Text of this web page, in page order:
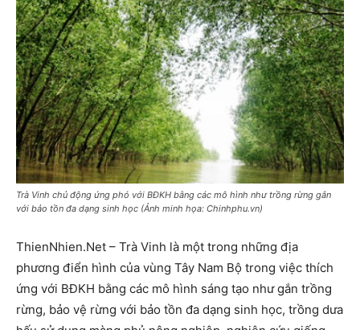
Trà Vinh chủ động ứng phó với BĐKH bằng các mô hình như trồng rừng gắn
với bảo tồn đa dạng sinh học (Ảnh minh họa: Chinhphu.vn)
ThienNhien.Net – Trà Vinh là một trong những địa
phương điển hình của vùng Tây Nam Bộ trong việc thích
ứng với BĐKH bằng các mô hình sáng tạo như gắn trồng
rừng, bảo vệ rừng với bảo tồn đa dạng sinh học, trồng dưa